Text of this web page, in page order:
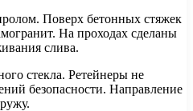
Поверх бетонных стяжек
На проходах сделаны
слива.
стекла. Ретейнеры не
безопасности. Направление